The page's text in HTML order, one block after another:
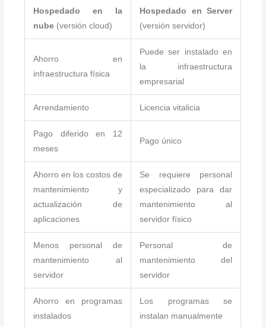
Hospedado en la
nube (versión cloud)
Hospedado en Server
(versión servidor)
Ahorro en
infraestructura física
Puede ser instalado en
la infraestructura
empresarial
Arrendamiento Licencia vitalicia
Pago diferido en 12
meses
Pago único
Ahorro en los costos de
mantenimiento y
actualización de
aplicaciones
Se requiere personal
especializado para dar
mantenimiento al
servidor físico
Menos personal de
mantenimiento al
servidor
Personal de
mantenimiento del
servidor
Ahorro en programas
instalados
Los programas se
instalan manualmente